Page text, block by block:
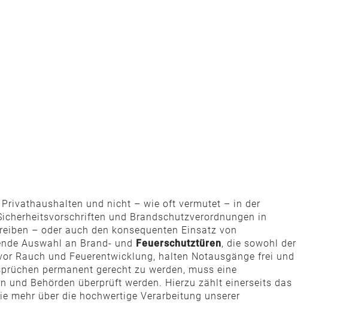
und nicht – wie oft vermutet – in der
und Brandschutzverordnungen in
– oder auch den konsequenten Einsatz von
Auswahl an Brand- und Feuerschutztüren, die sowohl der
Rauch und Feuerentwicklung, halten Notausgänge frei und
permanent gerecht zu werden, muss eine
Behörden überprüft werden. Hierzu zählt einerseits das
mehr über die hochwertige Verarbeitung unserer